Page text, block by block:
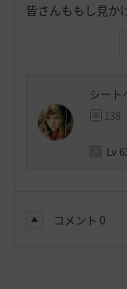
皆さんももし見か
シート
138
Lv
コメント 0